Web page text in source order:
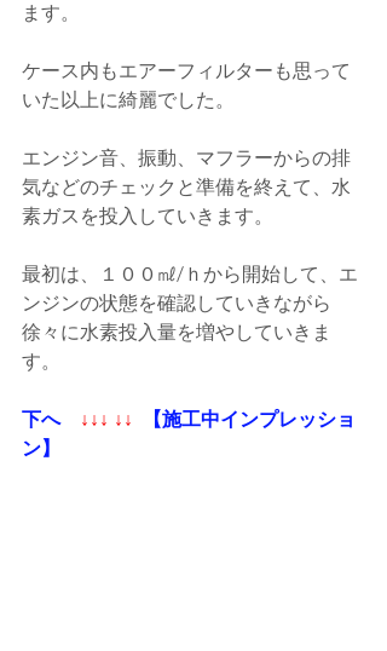
ます。
ケース内もエアーフィルターも思って
いた以上に綺麗でした。
エンジン音、振動、マフラーからの排
気などのチェックと準備を終えて、水
素ガスを投入していきます。
最初は、１００㎖/ｈから開始して、エ
ンジンの状態を確認していきながら
徐々に水素投入量を増やしていきま
す。
下へ ↓↓↓ ↓↓
【施工中インプレッショ
ン】